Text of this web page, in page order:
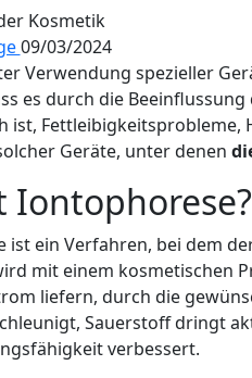
09/03/2024
Verwendung spezieller
es durch die
ist,
Geräte, unter denen
Iontophorese?
ist ein Verfahren, bei dem
mit einem kosmetischen
liefern, durch die
Sauerstoff dringt
verbessert.